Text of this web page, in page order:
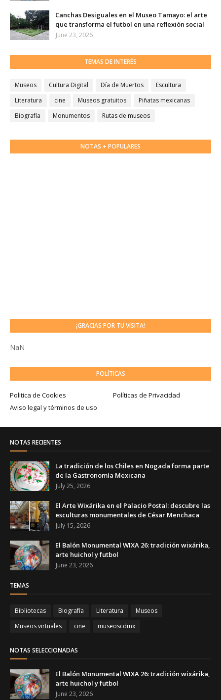
Canchas Desiguales en el Museo Tamayo: el arte
que transforma el futbol en una reflexión social
June 23, 2026
TEMAS DE INTERÉS
Museos Cultura Digital Día de Muertos
Escultura
Literatura
cine Museos gratuitos
Piñatas mexicanas
Biografía
Monumentos Rutas de museos
NOTAS + POPULARES
¡GRACIAS POR TU VISITA!
NaN
POLÍTICAS
Politica de Cookies
Políticas de Privacidad
Aviso legal y términos de uso
NOTAS RECIENTES
La tradición de los Chiles en Nogada forma parte
de la Gastronomía Mexicana
July 25, 2026
El Arte Wixárika en el Palacio Postal: descubre las
esculturas monumentales de César Menchaca
July 15, 2026
El Balón Monumental WIXA 26: tradición wixárika,
arte huichol y futbol
June 23, 2026
TEMAS
Bibliotecas Biografía Literatura
Museos
Museos virtuales
cine museoscdmx
NOTAS SELECCIONADAS
El Balón Monumental WIXA 26: tradición wixárika,
arte huichol y futbol
June 23, 2026